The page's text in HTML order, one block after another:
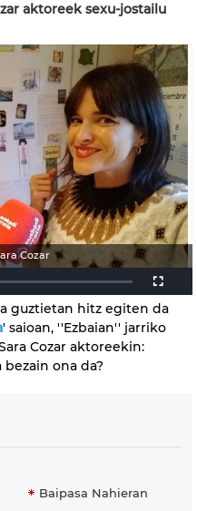
aktoreek sexu-jostailu
Cozar
guztietan hitz egiten da
' saioan, ''Ezbaian'' jarriko
Cozar aktoreekin:
bezain ona da?
Baipasa Nahieran